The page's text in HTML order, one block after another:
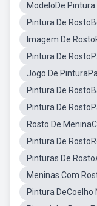
ModeloDe Pintura
Pintura De
Imagem De
Pintura De
Jogo De
Pintura De
Pintura De
Rosto De
Pintura De
Pinturas De
Meninas Com
Pintura DeCoelho